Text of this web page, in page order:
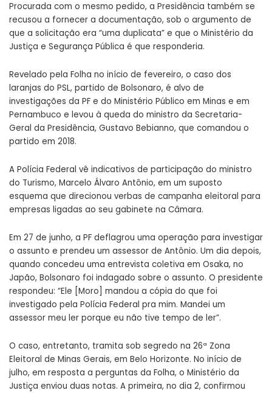
Procurada com o mesmo pedido, a Presidência também se
recusou a fornecer a documentação, sob o argumento de
que a solicitação era “uma duplicata” e que o Ministério da
Justiça e Segurança Pública é que responderia.
Revelado pela Folha no início de fevereiro, o caso dos
laranjas do PSL, partido de Bolsonaro, é alvo de
investigações da PF e do Ministério Público em Minas e em
Pernambuco e levou à queda do ministro da Secretaria-
Geral da Presidência, Gustavo Bebianno, que comandou o
partido em 2018.
A Polícia Federal vê indicativos de participação do ministro
do Turismo, Marcelo Álvaro Antônio, em um suposto
esquema que direcionou verbas de campanha eleitoral para
empresas ligadas ao seu gabinete na Câmara.
Em 27 de junho, a PF deflagrou uma operação para investigar
o assunto e prendeu um assessor de Antônio. Um dia depois,
quando concedeu uma entrevista coletiva em Osaka, no
Japão, Bolsonaro foi indagado sobre o assunto. O presidente
respondeu: “Ele [Moro] mandou a cópia do que foi
investigado pela Polícia Federal pra mim. Mandei um
assessor meu ler porque eu não tive tempo de ler”.
O caso, entretanto, tramita sob segredo na 26ª Zona
Eleitoral de Minas Gerais, em Belo Horizonte. No início de
julho, em resposta a perguntas da Folha, o Ministério da
Justiça enviou duas notas. A primeira, no dia 2, confirmou